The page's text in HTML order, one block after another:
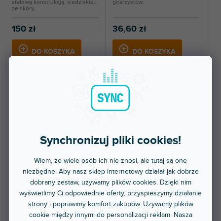
Synchronizuj pliki cookies!
Wiem, że wiele osób ich nie znosi, ale tutaj są one
niezbędne. Aby nasz sklep internetowy działał jak dobrze
dobrany zestaw, używamy plików cookies. Dzięki nim
wyświetlimy Ci odpowiednie oferty, przyspieszymy działanie
strony i poprawimy komfort zakupów. Używamy plików
cookie między innymi do personalizacji reklam. Nasza
150 zł
DO KOSZYKA
stalową konstrukcją, siedziskiem
ze skóry...
36,60 zł
DO KOSZYKA
gitarzystów.
2 WL Klavírní stolička s
úložným prostorem,
Velurová černá
Dostępny w sklepie
stacjonarnym
(2 szt)
SBH-103V-SWH
Dostępny w sklepie
stacjonarnym
(3 szt